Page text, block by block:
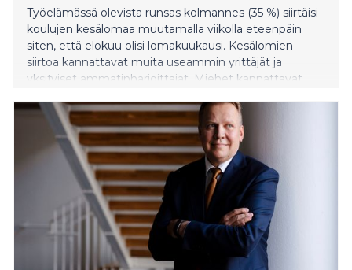
Työelämässä olevista runsas kolmannes (35 %) siirtäisi
koulujen kesälomaa muutamalla viikolla eteenpäin
siten, että elokuu olisi lomakuukausi. Kesälomien
siirtoa kannattavat muita useammin yrittäjät ja
yksityiset ammatinharjoittajat. Miehet kannattavat
vastaajan iän myötä.